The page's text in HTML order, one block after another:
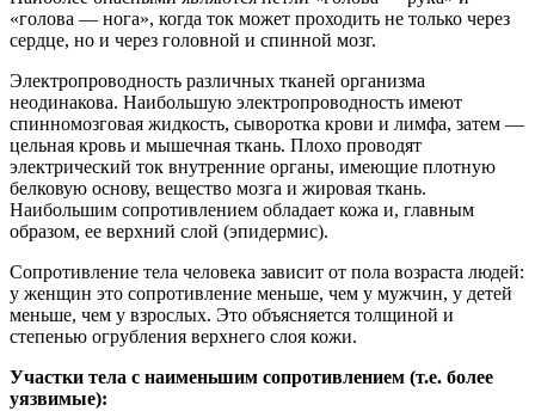
«голова — нога», когда ток может проходить не только через
сердце, но и через головной и спинной мозг.
Электропроводность различных тканей организма
неодинакова. Наибольшую электропроводность имеют
спинномозговая жидкость, сыворотка крови и лимфа, затем —
цельная кровь и мышечная ткань. Плохо проводят
электрический ток внутренние органы, имеющие плотную
белковую основу, вещество мозга и жировая ткань.
Наибольшим сопротивлением обладает кожа и, главным
образом, ее верхний слой (эпидермис).
Сопротивление тела человека зависит от пола возраста людей:
у женщин это сопротивление меньше, чем у мужчин, у детей
меньше, чем у взрослых. Это объясняется толщиной и
степенью огрубления верхнего слоя кожи.
Участки тела с наименьшим сопротивлением (т.е. более
уязвимые):